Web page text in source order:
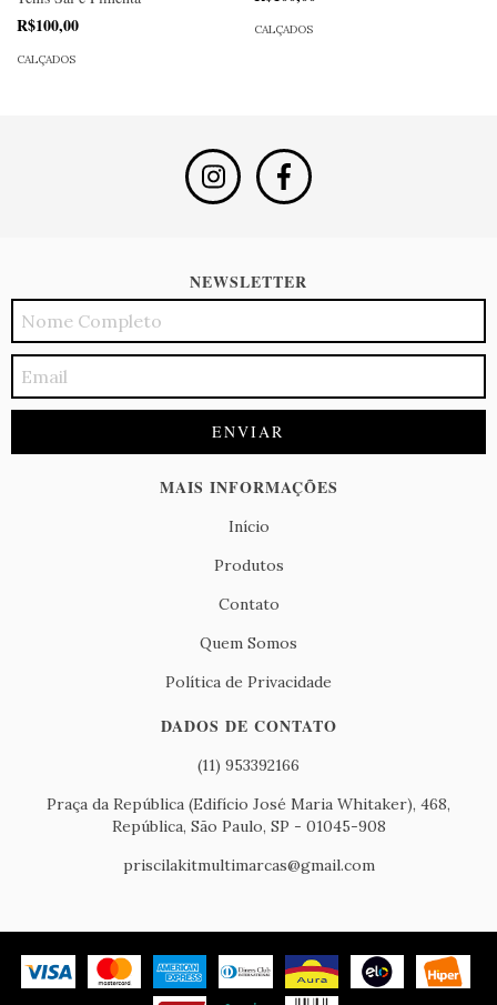
R$100,00
CALÇADOS
CALÇADOS
NEWSLETTER
MAIS INFORMAÇÕES
Início
Produtos
Contato
Quem Somos
Política de Privacidade
DADOS DE CONTATO
(11) 953392166
Praça da República (Edifício José Maria Whitaker), 468,
República, São Paulo, SP - 01045-908
priscilakitmultimarcas@gmail.com